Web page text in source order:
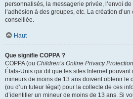
personnalisés, la messagerie privée, l’envoi
l’adhésion à des groupes, etc. La création
conseillée.
Haut
Que signifie COPPA ?
COPPA (ou Children’s Online Privacy
États-Unis qui dit que les sites Internet
mineurs de moins de 13 ans doivent obtenir le
(ou d’un tuteur légal) pour la collecte de ces
d’identifier un mineur de moins de 13 ans. Si